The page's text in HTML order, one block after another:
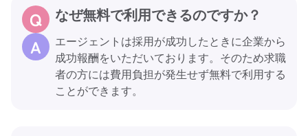
なぜ無料で利用できるのですか？
エージェントは採用が成功したときに企業から
成功報酬をいただいております。そのため求職
者の方には費用負担が発生せず無料で利用する
ことができます。